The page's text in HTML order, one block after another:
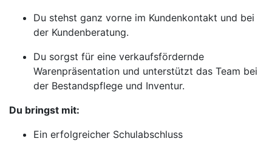
Du stehst ganz vorne im Kundenkontakt und bei
der Kundenberatung.
Du sorgst für eine verkaufsfördernde
Warenpräsentation und unterstützt das Team bei
der Bestandspflege und Inventur.
Du bringst mit:
Ein erfolgreicher Schulabschluss